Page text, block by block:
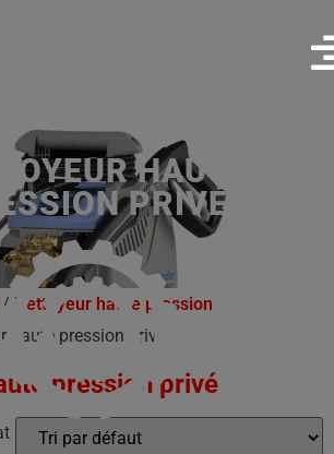
HAUTE
PRIVÉ
/ Nettoyeur haute pression
haute pression privé
pression privé